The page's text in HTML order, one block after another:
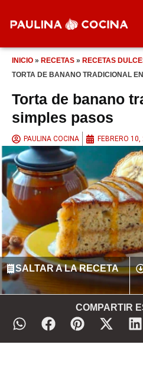
INICIO » RECETAS » RECETAS
TORTA DE BANANO TRADICIONAL
Torta de banano
simples pasos
PAULINA COCINA FEBRERO
SALTAR A LA RECETA
COMPARTIR